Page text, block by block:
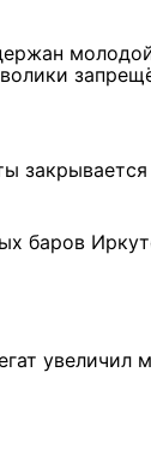
баров
увеличил